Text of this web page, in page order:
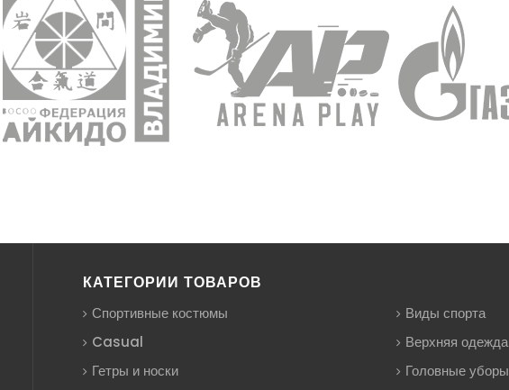
КАТЕГОРИИ ТОВАРОВ
Спортивные костюмы
Casual
Гетры и носки
Виды спорта
Верхняя одежда
Головные уборы